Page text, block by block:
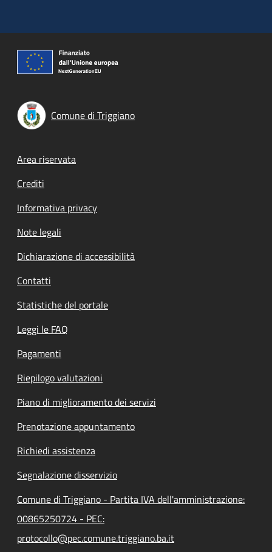
Comune di Triggiano
Footer menu
Area riservata
Crediti
Informativa privacy
Note legali
Dichiarazione di accessibilità
Contatti
Statistiche del portale
Leggi le FAQ
Pagamenti
Riepilogo valutazioni
Piano di miglioramento dei servizi
Prenotazione appuntamento
Richiedi assistenza
Segnalazione disservizio
Comune di Triggiano - Partita IVA dell'amministrazione:
00865250724 - PEC:
protocollo@pec.comune.triggiano.ba.it